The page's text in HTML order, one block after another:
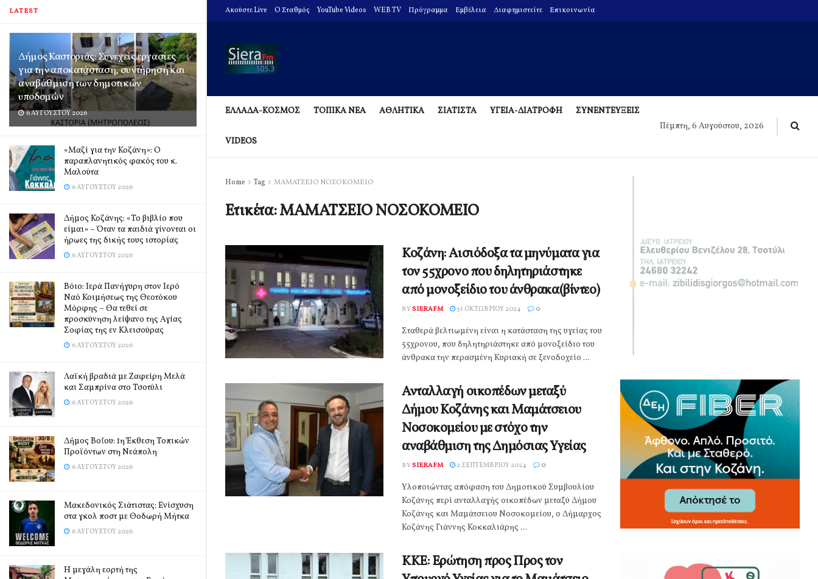
LATEST
Δήμος Καστοριάς: Συνεχείς εργασίες
για την αποκατάσταση, συντήρηση και
αναβάθμιση των δημοτικών
υποδομών
6 ΑΥΓΟΎΣΤΟΥ 2026
«Μαζί για την Κοζάνη»: Ο
παραπλανητικός φακός του κ.
Μαλούτα
6 ΑΥΓΟΎΣΤΟΥ 2026
Δήμος Κοζάνης: «Το βιβλίο που
είμαι» – Όταν τα παιδιά γίνονται οι
ήρωες της δικής τους ιστορίας
6 ΑΥΓΟΎΣΤΟΥ 2026
Βόιο: Ιερά Πανήγυρη στον Ιερό
Ναό Κοιμήσεως της Θεοτόκου
Μόρφης – Θα τεθεί σε
προσκύνηση λείψανο της Αγίας
Σοφίας της εν Κλεισούρας
6 ΑΥΓΟΎΣΤΟΥ 2026
Λαϊκή βραδιά με Ζαφείρη Μελά
και Σαμπρίνα στο Τσοτύλι
6 ΑΥΓΟΎΣΤΟΥ 2026
Δήμος Βοΐου: 1η Έκθεση Τοπικών
Προϊόντων στη Νεάπολη
6 ΑΥΓΟΎΣΤΟΥ 2026
Μακεδονικός Σιάτιστας: Ενίσχυση
στα γκολ ποστ με Θοδωρή Μήτκα
6 ΑΥΓΟΎΣΤΟΥ 2026
Η μεγάλη εορτή της
Ακούστε Live O Σταθμός YouTube Videos WEB TV Πρόγραμμα Εμβέλεια Διαφημιστείτε Επικοινωνία
ΕΛΛΑΔΑ-ΚΟΣΜΟΣ ΤΟΠΙΚΑ ΝΕΑ ΑΘΛΗΤΙΚΑ ΣΙΑΤΙΣΤΑ ΥΓΕΙΑ-ΔΙΑΤΡΟΦΗ ΣΥΝΕΝΤΕΥΞΕΙΣ
VIDEOS
Πέμπτη, 6 Αυγούστου, 2026
Home Tag ΜΑΜΑΤΣΕΙΟ ΝΟΣΟΚΟΜΕΙΟ
Ετικέτα:ΜΑΜΑΤΣΕΙΟ ΝΟΣΟΚΟΜΕΙΟ
Κοζάνη: Αισιόδοξα τα μηνύματα για
τον 55χρονο που δηλητηριάστηκε
από μονοξείδιο του άνθρακα(βίντεο)
BYSIERAFM 31 ΟΚΤΩΒΡΊΟΥ 2024 0
Σταθερά βελτιωμένη είναι η κατάσταση της υγείας του
55χρονου, που δηλητηριάστηκε από μονοξείδιο του
άνθρακα την περασμένη Κυριακή σε ξενοδοχείο ...
Ανταλλαγή οικοπέδων μεταξύ
Δήμου Κοζάνης και Μαμάτσειου
Νοσοκομείου με στόχο την
αναβάθμιση της Δημόσιας Υγείας
BYSIERAFM 2 ΣΕΠΤΕΜΒΡΊΟΥ 2024 0
Υλοποιώντας απόφαση του Δημοτικού Συμβουλίου
Κοζάνης περί ανταλλαγής οικοπέδων μεταξύ Δήμου
Κοζάνης και Μαμάτσειου Νοσοκομείου, ο Δήμαρχος
Κοζάνης Γιάννης Κοκκαλιάρης ...
ΚΚΕ: Ερώτηση προς Προς τον